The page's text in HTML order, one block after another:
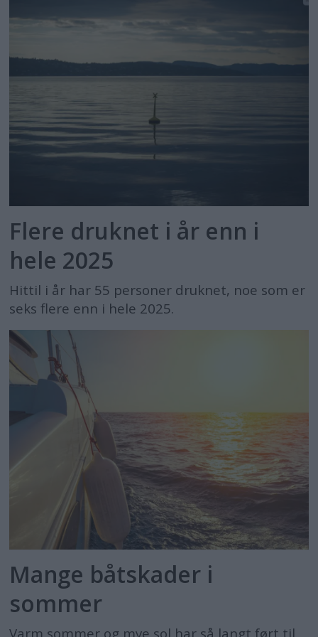
Flere druknet i år enn i
hele 2025
Hittil i år har 55 personer druknet, noe som er
seks flere enn i hele 2025.
Mange båtskader i
sommer
Varm sommer og mye sol har så langt ført til